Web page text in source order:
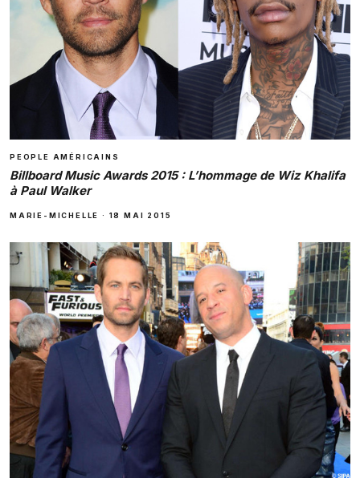
PEOPLE AMÉRICAINS
Billboard Music Awards 2015 : L’hommage de Wiz Khalifa
à Paul Walker
MARIE-MICHELLE · 18 MAI 2015